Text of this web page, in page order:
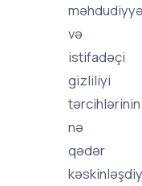
və
istifadəçi
gizliliyi
tərcihlərinin
nə
qədər